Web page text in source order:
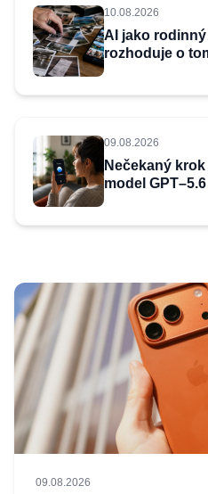
10.08.2026
AI jako
rozhoduje o
09.08.2026
Nečekaný
model
09.08.2026